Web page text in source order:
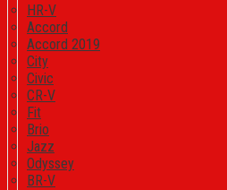
HR-V
Accord
Accord 2019
City
Civic
CR-V
Fit
Brio
Jazz
Odyssey
BR-V